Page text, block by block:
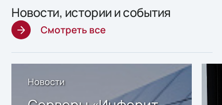
Новости, истории и события
Смотреть все
Новости